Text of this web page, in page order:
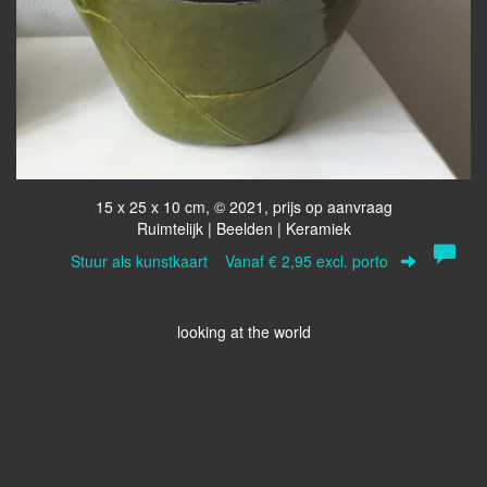
15 x 25 x 10 cm, © 2021, prijs op aanvraag
Ruimtelijk | Beelden | Keramiek
Stuur als kunstkaart Vanaf € 2,95 excl. porto
looking at the world